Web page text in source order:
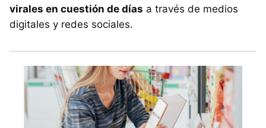
virales en cuestión de días a través de medios
digitales y redes sociales.